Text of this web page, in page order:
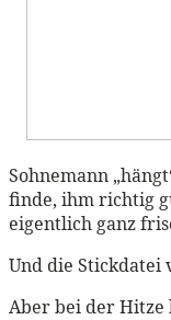
Sohnemann
finde, ihm richtig
eigentlich ganz
Und die Stickdatei
Aber bei der Hitze